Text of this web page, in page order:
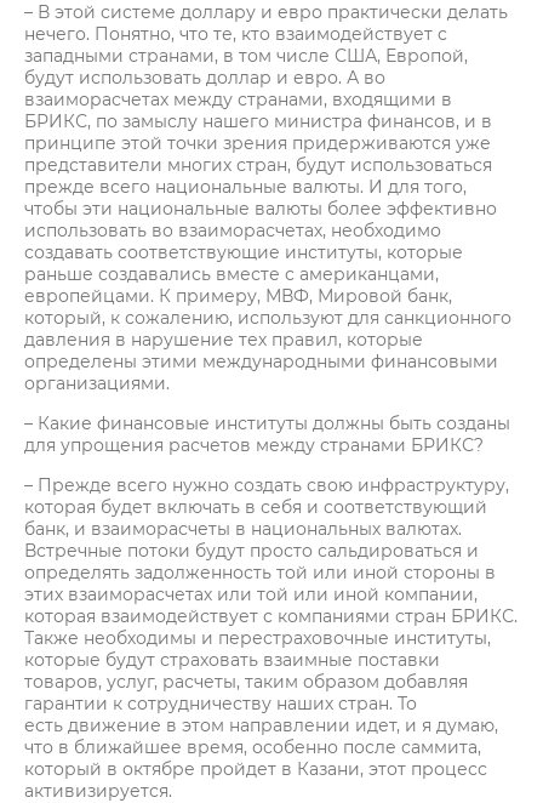
– В этой системе доллару и евро практически делать
нечего. Понятно, что те, кто взаимодействует с
западными странами, в том числе США, Европой,
будут использовать доллар и евро. А во
взаиморасчетах между странами, входящими в
БРИКС, по замыслу нашего министра финансов, и в
принципе этой точки зрения придерживаются уже
представители многих стран, будут использоваться
прежде всего национальные валюты. И для того,
чтобы эти национальные валюты более эффективно
использовать во взаиморасчетах, необходимо
создавать соответствующие институты, которые
раньше создавались вместе с американцами,
европейцами. К примеру, МВФ, Мировой банк,
который, к сожалению, используют для санкционного
давления в нарушение тех правил, которые
определены этими международными финансовыми
организациями.
– Какие финансовые институты должны быть созданы
для упрощения расчетов между странами БРИКС?
– Прежде всего нужно создать свою инфраструктуру,
которая будет включать в себя и соответствующий
банк, и взаиморасчеты в национальных валютах.
Встречные потоки будут просто сальдироваться и
определять задолженность той или иной стороны в
этих взаиморасчетах или той или иной компании,
которая взаимодействует с компаниями стран БРИКС.
Также необходимы и перестраховочные институты,
которые будут страховать взаимные поставки
товаров, услуг, расчеты, таким образом добавляя
гарантии к сотрудничеству наших стран. То
есть движение в этом направлении идет, и я думаю,
что в ближайшее время, особенно после саммита,
который в октябре пройдет в Казани, этот процесс
активизируется.